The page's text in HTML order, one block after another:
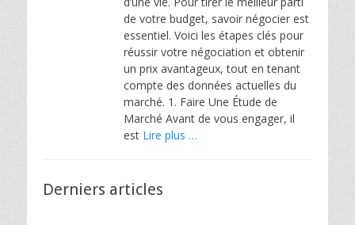
de votre budget, savoir négocier est
essentiel. Voici les étapes clés pour
réussir votre négociation et obtenir
un prix avantageux, tout en tenant
compte des données actuelles du
marché. 1. Faire Une Étude de
Marché Avant de vous engager, il
est Lire plus …
Derniers articles